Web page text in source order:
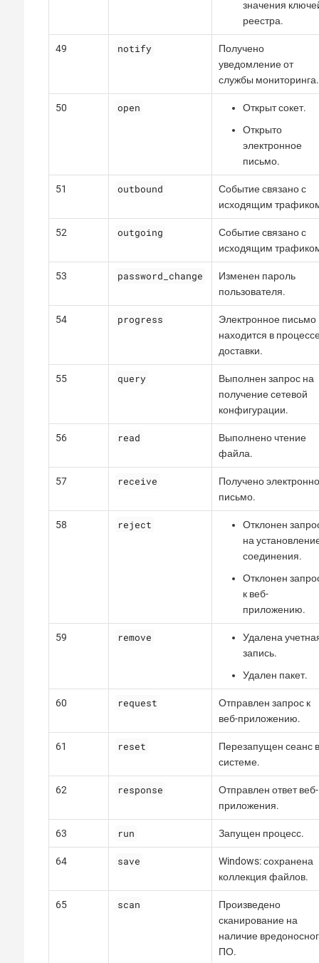
значения
реестра.
49 notify
Получено
уведомление от
службы мониторинга.
50 open
Открыт сокет.
Открыто
электронное
письмо.
51 outbound
Событие связано с
исходящим
52 outgoing
Событие связано с
исходящим
53 password_change
Изменен пароль
пользователя.
54 progress
Электронное письмо
находится в
доставки.
55 query
Выполнен запрос на
получение сетевой
конфигурации.
56 read
Выполнено чтение
файла.
57 receive
Получено
письмо.
58 reject
Отклонен
на
соединения.
Отклонен
к веб-
приложению.
59 remove
Удалена
запись.
Удален пакет.
60 request
Отправлен запрос к
веб-приложению.
61 reset
Перезапущен сеанс в
системе.
62 response
Отправлен ответ веб-
приложения.
63 run Запущен процесс.
64 save
Windows: сохранена
коллекция файлов.
65 scan
Произведено
сканирование на
наличие
ПО.